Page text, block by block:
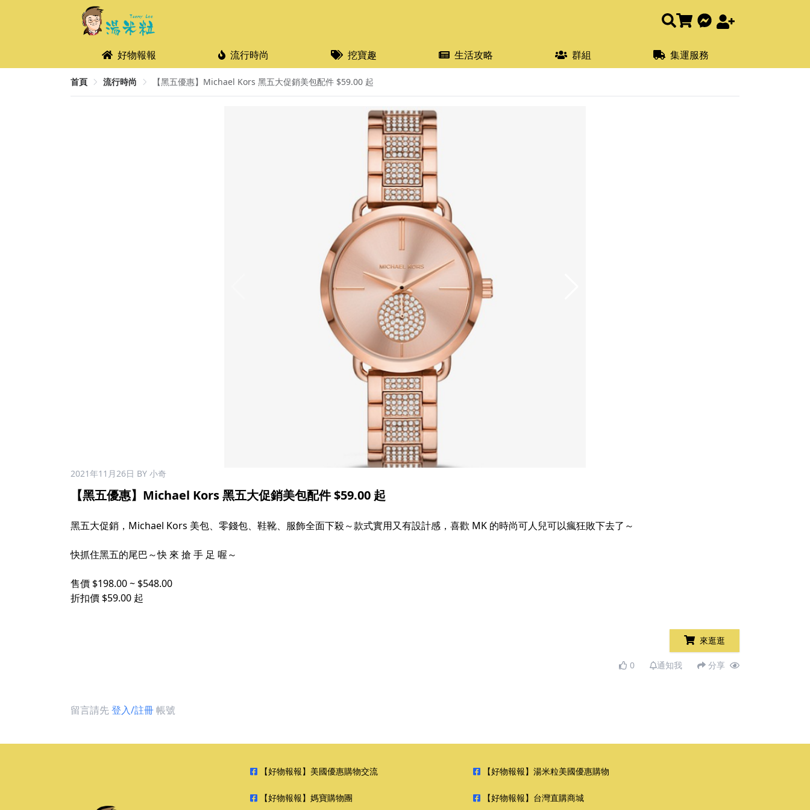
好物報報 流行時尚 挖寶趣 生活攻略 群組 集運服務
首頁 流行時尚 【黑五優惠】Michael Kors 黑五大促銷美包配件 $59.00 起
2021年11月26日 BY 小奇
【黑五優惠】Michael Kors 黑五大促銷美包配件 $59.00 起
黑五大促銷，Michael Kors 美包、零錢包、鞋靴、服飾全面下殺～款式實用又有設計感，喜歡 MK 的時尚可人兒可以瘋狂敗下去了～
快抓住黑五的尾巴～快 來 搶 手 足 喔～
售價 $198.00 ~ $548.00
折扣價 $59.00 起
來逛逛
0 通知我 分享
留言請先登入/註冊帳號
【好物報報】美國優惠購物交流 【好物報報】湯米粒美國優惠購物
【好物報報】媽寶購物團 【好物報報】台灣直購商城